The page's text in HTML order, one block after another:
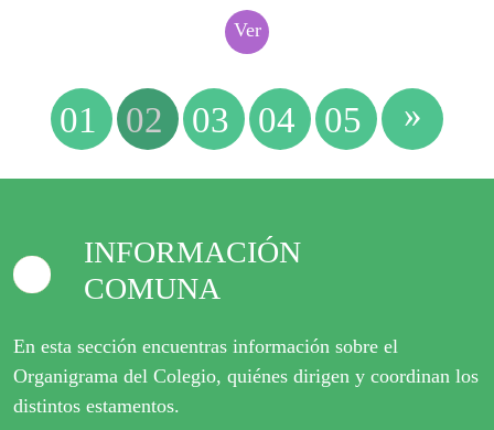
Ver
01 02 03 04 05 »
INFORMACIÓN
COMUNA
En esta sección encuentras información sobre el
Organigrama del Colegio, quiénes dirigen y coordinan los
distintos estamentos.